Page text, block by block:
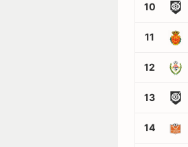
10
11
12
13
14